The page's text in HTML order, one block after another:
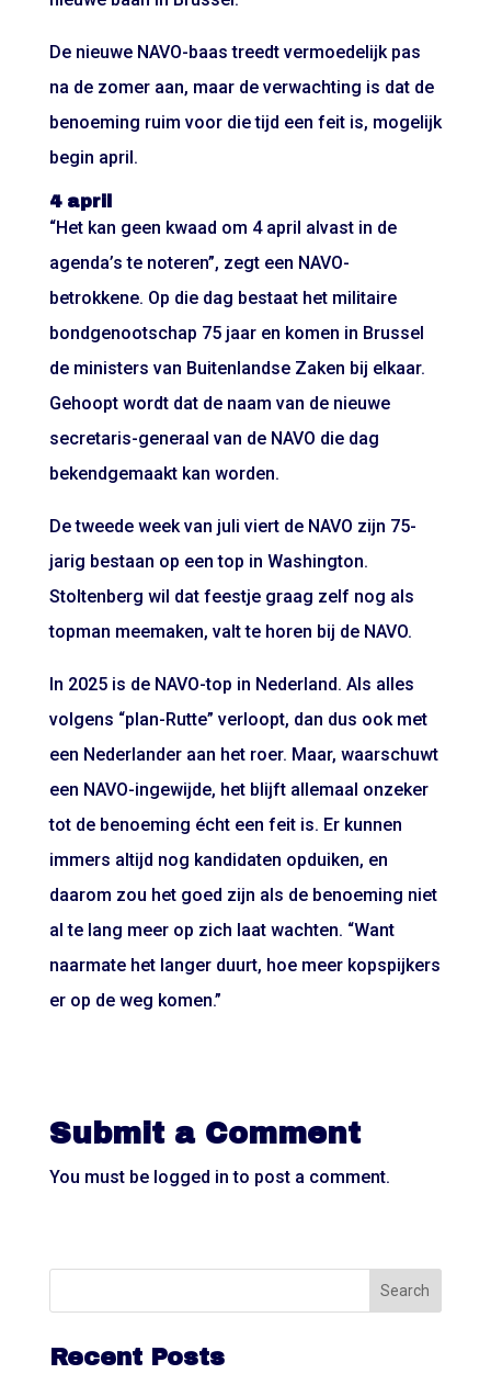
De nieuwe NAVO-baas treedt vermoedelijk pas
na de zomer aan, maar de verwachting is dat de
benoeming ruim voor die tijd een feit is, mogelijk
begin april.
4 april
“Het kan geen kwaad om 4 april alvast in de
agenda’s te noteren”, zegt een NAVO-
betrokkene. Op die dag bestaat het militaire
bondgenootschap 75 jaar en komen in Brussel
de ministers van Buitenlandse Zaken bij elkaar.
Gehoopt wordt dat de naam van de nieuwe
secretaris-generaal van de NAVO die dag
bekendgemaakt kan worden.
De tweede week van juli viert de NAVO zijn 75-
jarig bestaan op een top in Washington.
Stoltenberg wil dat feestje graag zelf nog als
topman meemaken, valt te horen bij de NAVO.
In 2025 is de NAVO-top in Nederland. Als alles
volgens “plan-Rutte” verloopt, dan dus ook met
een Nederlander aan het roer. Maar, waarschuwt
een NAVO-ingewijde, het blijft allemaal onzeker
tot de benoeming écht een feit is. Er kunnen
immers altijd nog kandidaten opduiken, en
daarom zou het goed zijn als de benoeming niet
al te lang meer op zich laat wachten. “Want
naarmate het langer duurt, hoe meer kopspijkers
er op de weg komen.”
Submit a Comment
You must be logged in to post a comment.
Recent Posts